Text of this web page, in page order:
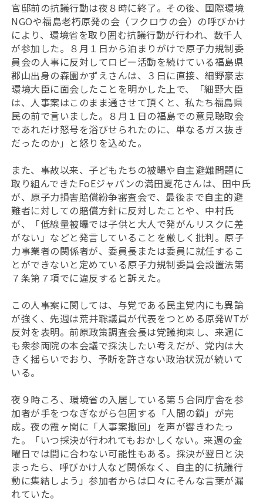
官邸前の抗議行動は夜８時に終了。その後、国際環境
NGOや福島老朽原発の会（フクロウの会）の呼びかけ
により、環境省を取り囲む抗議行動が行われ、数千人
が参加した。８月１日から泊まりがけで原子力規制委
員会の人事に反対してロビー活動を続けている福島県
郡山出身の森園かずえさんは、３日に直接、細野豪志
環境大臣に面会したことを明かした上で、「細野大臣
は、人事案はこのまま通させて頂くと、私たち福島県
民の前で言いました。８月１日の福島での意見聴取会
であれだけ怒号を浴びせられたのに、単なるガス抜き
だったのか」と怒りを込めた。
また、事故以来、子どもたちの被曝や自主避難問題に
取り組んできたFoEジャパンの満田夏花さんは、田中氏
が、原子力損害賠償紛争審査会で、最後まで自主的避
難者に対しての賠償方針に反対したことや、中村氏
が、「低線量被曝では子供と大人で発がんリスクに差
がない」などと発言していることを厳しく批判。原子
力事業者の関係者が、委員長または委員に就任するこ
とができないと定めている原子力規制委員会設置法第
７条第７項でに違反すると訴えた。
この人事案に関しては、与党である民主党内にも異論
が強く、先週は荒井聡議員が代表をつとめる原発WTが
反対を表明。前原政策調査会長は党議拘束し、来週に
も衆参両院の本会議で採決したい考えだが、党内は大
きく揺らいでおり、予断を許さない政治状況が続いて
いる。
夜９時ころ、環境省の入居している第５合同庁舎を参
加者が手をつなぎながら包囲する「人間の鎖」が完
成。夜の霞ヶ関に「人事案撤回」を声が響きわたっ
た。「いつ採決が行われてもおかしくない。来週の金
曜日では間に合わない可能性もある。採決が翌日と決
まったら、呼びかけ人など関係なく、自主的に抗議行
動に集結しよう」参加者からは口々にそんな言葉が漏
れていた。